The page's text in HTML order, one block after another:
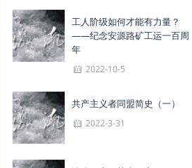
工人阶级如何才能有力量？
——纪念安源路矿工运一百周
年
2022-10-5
共产主义者同盟简史（一）
2022-3-31